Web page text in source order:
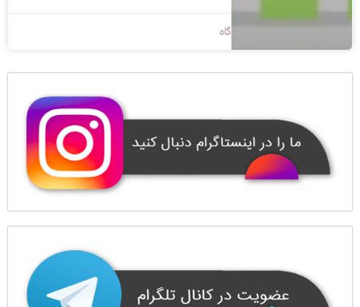
بدون دیدگاه